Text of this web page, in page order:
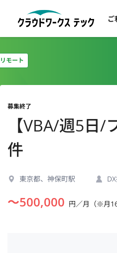
ご
モート
募集終了
【VBA/週5
件
東京都、神保町駅
〜500,000 円／月（※月